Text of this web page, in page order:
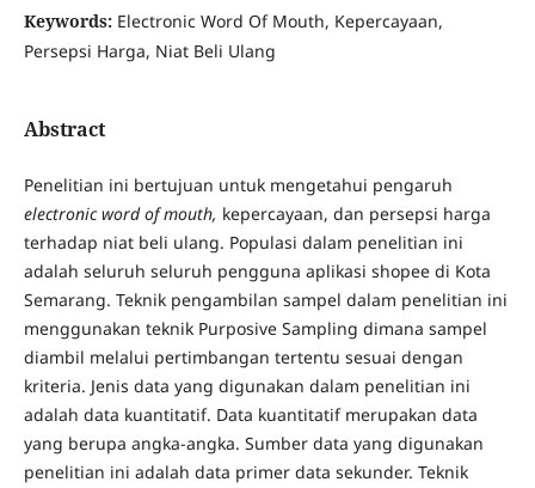
Keywords: Electronic Word Of Mouth, Kepercayaan,
Persepsi Harga, Niat Beli Ulang
Abstract
Penelitian ini bertujuan untuk mengetahui pengaruh
electronic word of mouth, kepercayaan, dan persepsi harga
terhadap niat beli ulang. Populasi dalam penelitian ini
adalah seluruh seluruh pengguna aplikasi shopee di Kota
Semarang. Teknik pengambilan sampel dalam penelitian ini
menggunakan teknik Purposive Sampling dimana sampel
diambil melalui pertimbangan tertentu sesuai dengan
kriteria. Jenis data yang digunakan dalam penelitian ini
adalah data kuantitatif. Data kuantitatif merupakan data
yang berupa angka-angka. Sumber data yang digunakan
penelitian ini adalah data primer data sekunder. Teknik